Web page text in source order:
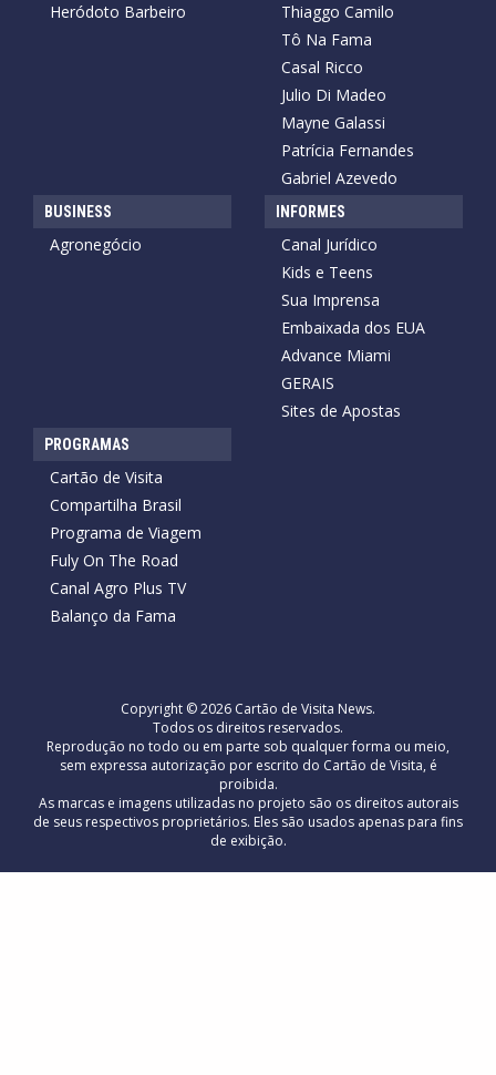
Heródoto Barbeiro
Thiaggo Camilo
Tô Na Fama
Casal Ricco
Julio Di Madeo
Mayne Galassi
Patrícia Fernandes
Gabriel Azevedo
BUSINESS
Agronegócio
INFORMES
Canal Jurídico
Kids e Teens
Sua Imprensa
Embaixada dos EUA
Advance Miami
GERAIS
Sites de Apostas
PROGRAMAS
Cartão de Visita
Compartilha Brasil
Programa de Viagem
Fuly On The Road
Canal Agro Plus TV
Balanço da Fama
Copyright © 2026 Cartão de Visita News.
Todos os direitos reservados.
Reprodução no todo ou em parte sob qualquer forma ou meio,
sem expressa autorização por escrito do Cartão de Visita, é
proibida.
As marcas e imagens utilizadas no projeto são os direitos autorais
de seus respectivos proprietários. Eles são usados ​​apenas para fins
de exibição.